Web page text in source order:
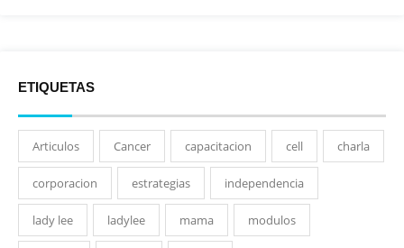
ETIQUETAS
Articulos Cancer capacitacion cell charla
corporacion estrategias independencia
lady lee ladylee mama modulos